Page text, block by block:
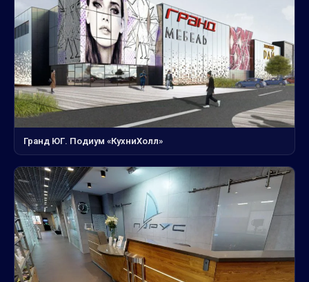
Гранд ЮГ. Подиум «КухниХолл»